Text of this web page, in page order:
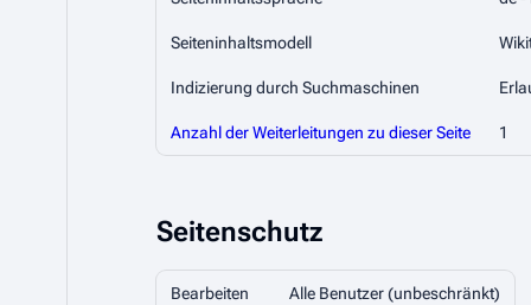
Seiteninhaltsmodell
Indizierung durch Suchmaschinen
Anzahl der Weiterleitungen zu dieser Seite 1
Seitenschutz
Bearbeiten Alle Benutzer (unbeschränkt)